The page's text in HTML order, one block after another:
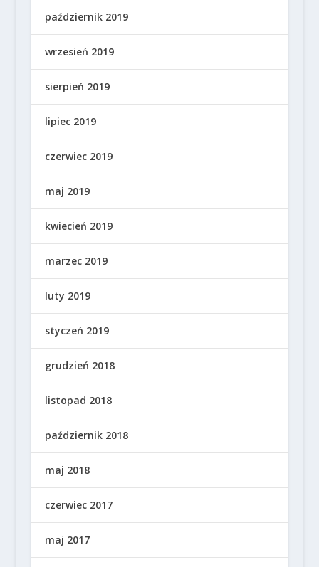
październik 2019
wrzesień 2019
sierpień 2019
lipiec 2019
czerwiec 2019
maj 2019
kwiecień 2019
marzec 2019
luty 2019
styczeń 2019
grudzień 2018
listopad 2018
październik 2018
maj 2018
czerwiec 2017
maj 2017